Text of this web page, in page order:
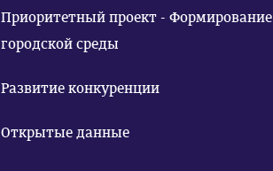
Приоритетный проект - Формирование
городской среды
Развитие конкуренции
Открытые данные